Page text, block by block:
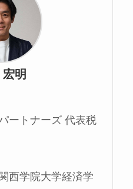
宏明
ートナーズ 代表税
西学院大学経済学